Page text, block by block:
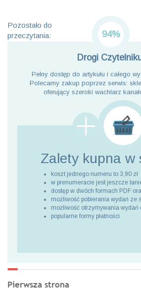
Pozostało do
przeczytania:
94%
Drogi
Pełny dostęp do artykułu i całego
Polecamy zakup poprzez serwis:
oferujący szeroki wachlarz
Zalety kupna w
koszt jednego numeru to 3,90 zł
w prenumeracie jest jeszcze
dostęp w dwóch formach PDF
możliwość pobierania wydań ze
możliwość otrzymywania wydań
popularne formy płatności
Pierwsza strona